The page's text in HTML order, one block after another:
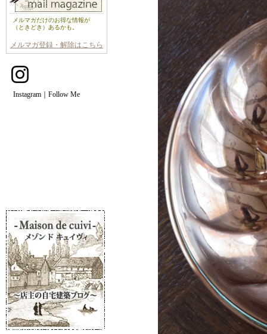
メルマガだけのお得な情報が
（ときどき）あるかも。
メルマガ登録・解除はこちら
Instagram｜Follow Me